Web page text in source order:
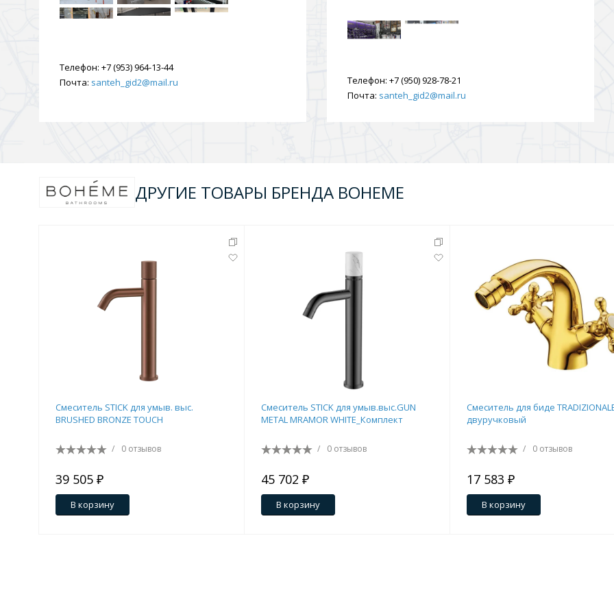
Телефон: +7 (953) 964-13-44
Почта: santeh_gid2@mail.ru Телефон: +7 (950) 928-78-21
Почта: santeh_gid2@mail.ru
ДРУГИЕ ТОВАРЫ БРЕНДА BOHEME
Смеситель STICK для умыв. выс.
BRUSHED BRONZE TOUCH
/ 0 отзывов
39 505 ₽
В корзину
Смеситель STICK для умыв.выс.GUN
METAL MRAMOR WHITE_Комплект
/ 0 отзывов
45 702 ₽
В корзину
Смеситель для биде
двуручковый
/ 0 отзывов
17 583 ₽
В корзину